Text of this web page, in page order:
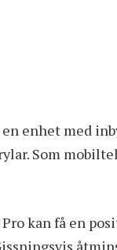
enhet med
Som
kan få en